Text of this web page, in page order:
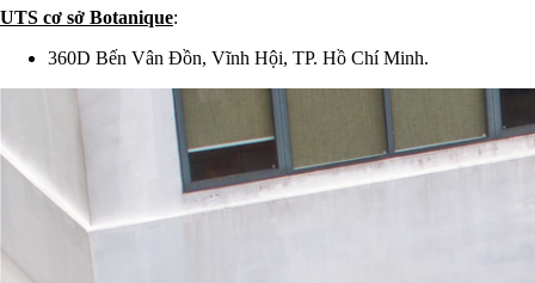
UTS cơ sở Botanique:
360D Bến Vân Đồn, Vĩnh Hội, TP. Hồ Chí Minh.